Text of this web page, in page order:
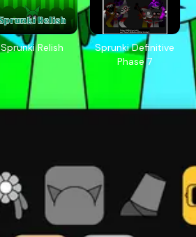
Sprunki Relish
Sprunki Definitive
Phase 7